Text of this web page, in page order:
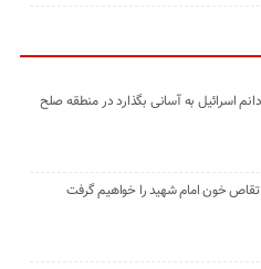
اسرائیل به آسانی بگذارد در منطقه صلح
خون امام شهید را خواهیم گرفت